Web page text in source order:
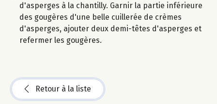
d'asperges à la chantilly. Garnir la partie inférieure
des gougères d'une belle cuillerée de crèmes
d'asperges, ajouter deux demi-têtes d'asperges et
refermer les gougères.
Retour à la liste